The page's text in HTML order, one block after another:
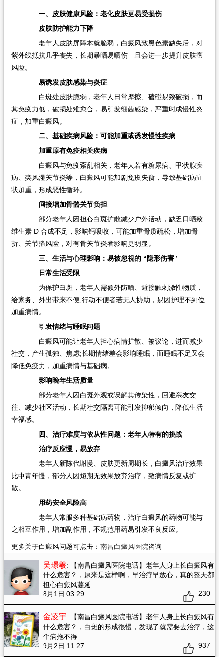
一、皮肤健康风险：老化皮肤更易受损伤​
皮肤防护能力下降​
老年人皮肤屏障本就脆弱，白癜风致黑色素缺失后，对
紫外线抵抗几乎丧失，长期暴晒易晒伤，且会进一步提升皮肤癌
风险。​
易诱发皮肤感染与炎症​
白斑处皮肤脆弱，老年人日常摩擦、磕碰易致破损，而
其免疫力低，破损处难愈合，易引发细菌感染，严重时成慢性炎
症，加重白癜风。​
二、基础疾病风险：可能加重或诱发慢性疾病​
加重原有免疫相关疾病​
白癜风与免疫紊乱相关，老年人若有糖尿病、甲状腺疾
病、类风湿关节炎等，白癜风可能加剧免疫失衡，导致基础病症
状加重，形成恶性循环。​
间接增加骨骼关节负担​
部分老年人因担心白斑扩散减少户外活动，缺乏日晒致
维生素 D 合成不足，影响钙吸收，可能加重骨质疏松，增加骨
折、关节痛风险，对有骨关节炎者影响更明显。​
三、生活与心理影响：易被忽视的 “隐形伤害”​
日常生活受限​
为保护白斑，老年人需额外防晒、避接触刺激性物质，
给家务、外出带来不便;行动不便者若无人协助，易因护理不到位
加重病情。​
引发情绪与睡眠问题​
白癜风可能让老年人担心病情扩散、被议论，进而减少
社交，产生孤独、焦虑;长期情绪差会影响睡眠，而睡眠不足又会
降低免疫力，加重病情与基础病。​
影响晚年生活质量​
部分老年人因白斑外观或误解其传染性，回避亲友交
往、减少社区活动，长期社交隔离可能引发抑郁倾向，降低生活
幸福感。​
四、治疗难度与依从性问题：老年人特有的挑战​
治疗反应慢，易放弃​
老年人新陈代谢慢、皮肤更新周期长，白癜风治疗效果
比中青年慢，部分人因短期无效果放弃治疗，致病情反复或扩
散。​
用药安全风险高​
老年人常服多种基础病药物，治疗白癜风的药物可能与
之相互作用，增加副作用，不规范用药易引发不良反应。
更多关于白癜风问题可点击： 南昌白癜风医院咨询
吴璟羲: 【南昌白癜风医院电话】老年人身上长白癜风有
什么危害？ ，原来是这样啊，早治疗早放心，真的整天都
担心白癜风蔓延
8月1日 03:29
230
金凌宇: 【南昌白癜风医院电话】老年人身上长白癜风有
什么危害？ ，白斑的形成很慢，发现了就需要去治疗，这
个病拖不得
9月2日 11:27
937